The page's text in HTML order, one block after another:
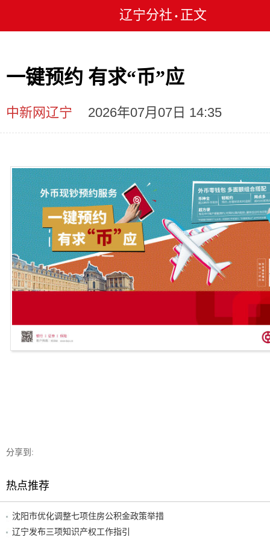
辽宁分社 • 正文
一键预约 有求“币”应
中新网辽宁 2026年07月07日 14:35
分享到:
热点推荐
沈阳市优化调整七项住房公积金政策举措
辽宁发布三项知识产权工作指引